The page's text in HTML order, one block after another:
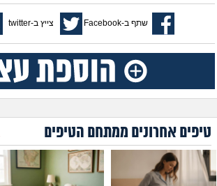
שתף ב-Facebook צייץ ב-twitter
טיפים אחרונים ממתחם הטיפים